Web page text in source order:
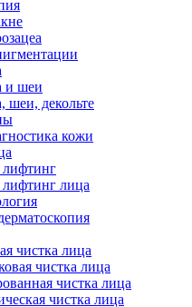
и шеи
декольте
кожи
лица
чистка лица
чистка лица
чистка лица
чистка лица